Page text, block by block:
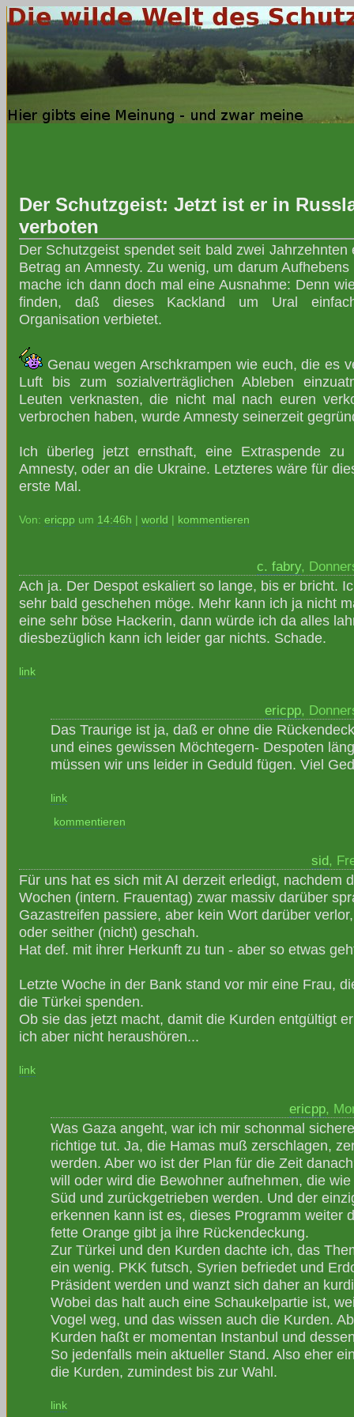
Der Schutzgeist: Jetzt ist er in
verboten
Der Schutzgeist spendet seit bald zwei
Betrag an Amnesty. Zu wenig, um darum
mache ich dann doch mal eine Ausnahme: Denn
finden, daß dieses Kackland um Ural
Organisation verbietet.
Genau wegen Arschkrampen wie euch, die es
Luft bis zum sozialverträglichen Ableben
Leuten verknasten, die nicht mal nach euren
verbrochen haben, wurde Amnesty seinerzeit
Ich überleg jetzt ernsthaft, eine Extraspende zu
Amnesty, oder an die Ukraine. Letzteres wäre für
erste Mal.
Von: ericpp um 14:46h world kommentieren
c. fabry,
Ach ja. Der Despot eskaliert so lange, bis er bricht.
sehr bald geschehen möge. Mehr kann ich ja nicht
eine sehr böse Hackerin, dann würde ich da alles
diesbezüglich kann ich leider gar nichts. Schade.
link
ericpp,
Das Traurige ist ja, daß er ohne die
und eines gewissen Möchtegern- Despoten
müssen wir uns leider in Geduld fügen. Viel
link
kommentieren
sid,
Für uns hat es sich mit AI derzeit erledigt, nachdem
Wochen (intern. Frauentag) zwar massiv darüber
Gazastreifen passiere, aber kein Wort darüber
oder seither (nicht) geschah.
Hat def. mit ihrer Herkunft zu tun - aber so etwas
Letzte Woche in der Bank stand vor mir eine Frau,
die Türkei spenden.
Ob sie das jetzt macht, damit die Kurden entgültigt
ich aber nicht heraushören...
link
ericpp,
Was Gaza angeht, war ich mir schonmal
richtige tut. Ja, die Hamas muß zerschlagen,
werden. Aber wo ist der Plan für die Zeit
will oder wird die Bewohner aufnehmen, die
Süd und zurückgetrieben werden. Und der
erkennen kann ist es, dieses Programm weiter
fette Orange gibt ja ihre Rückendeckung.
Zur Türkei und den Kurden dachte ich, das
ein wenig. PKK futsch, Syrien befriedet und
Präsident werden und wanzt sich daher an
Wobei das halt auch eine Schaukelpartie ist,
Vogel weg, und das wissen auch die Kurden.
Kurden haßt er momentan Instanbul und
So jedenfalls mein aktueller Stand. Also eher
die Kurden, zumindest bis zur Wahl.
link